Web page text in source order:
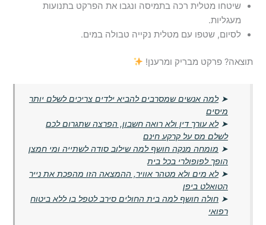
שיטחו מטלית רכה בתמיסה ונגבו את הפרקט בתנועות
מעגליות.
לסיום, שטפו עם מטלית נקייה טבולה במים.
תוצאה? פרקט מבריק ומרענן!
➤למה אנשים שמסרבים להביא ילדים צריכים לשלם יותר
מיסים
➤לא עורך דין ולא רואה חשבון, הפרצה שתגרום לכם
לשלם מס על קרקע חינם
➤ מומחה מנקה חושף למה שילוב סודה לשתייה ומי חמצן
הופך לפופולרי בכל בית
➤לא מים ולא מטהר אוויר, ההמצאה הזו מהפכת את נייר
הטואלט ביפן
➤חולה חושף למה בית החולים סירב לטפל בו ללא ביטוח
רפואי